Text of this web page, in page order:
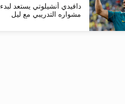
دافيدي أنشيلوتي يستعد لبدء
مشواره التدريبي مع ليل